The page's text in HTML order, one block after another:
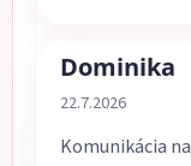
Dominika
Hodnotenie
22.7.2026
Komunikácia